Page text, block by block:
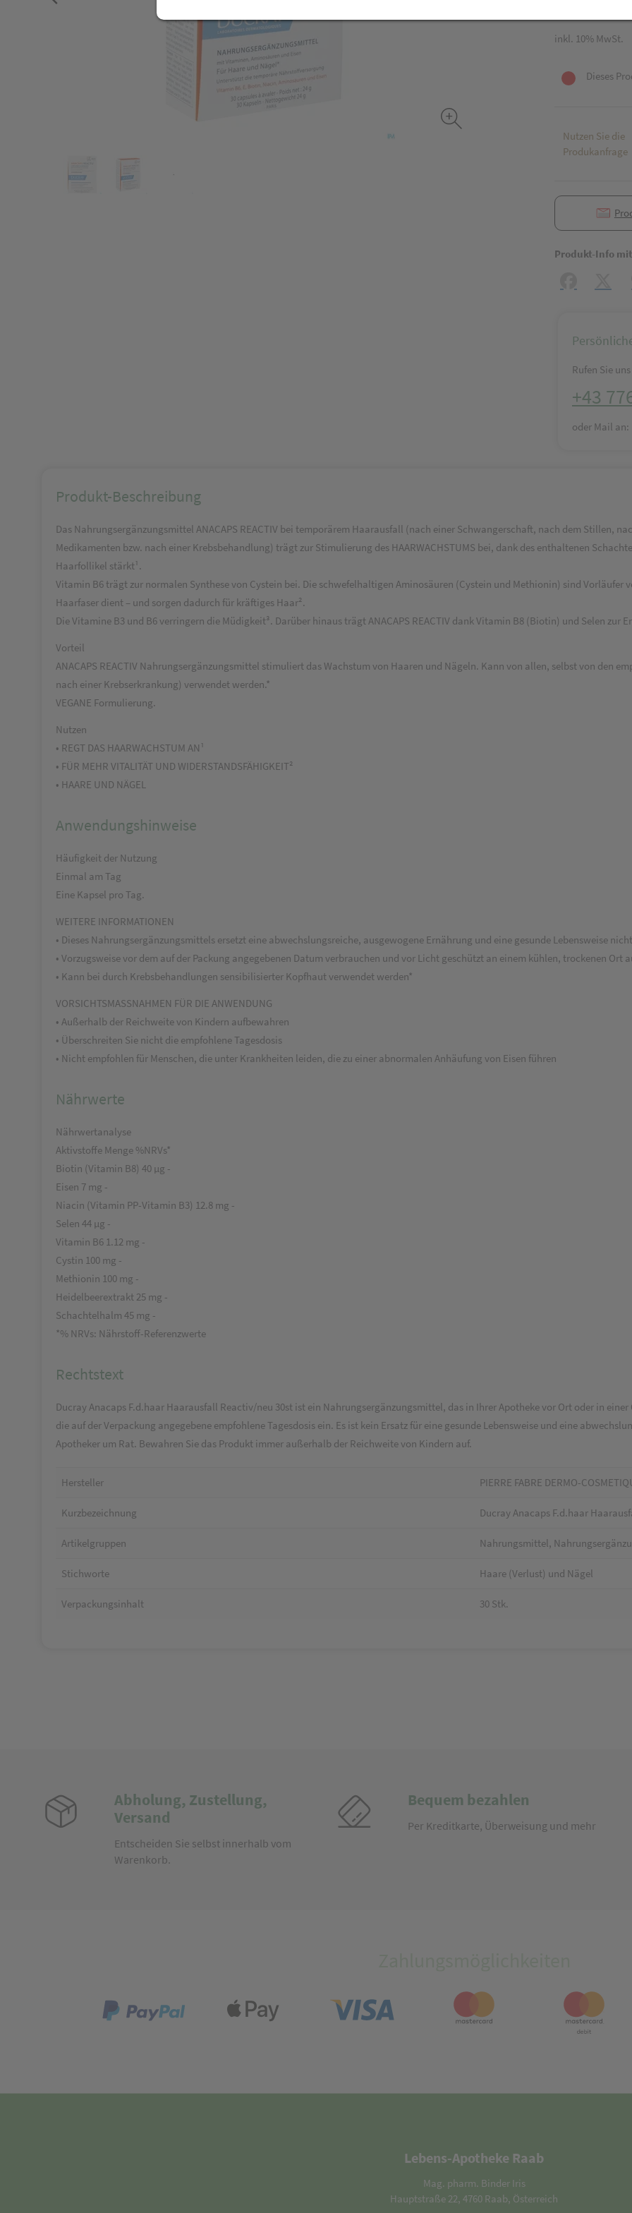
inkl. 10% MwSt.
Dieses
Nutzen Sie die
Produkanfrage
Produkt-Info
Rufen Sie
+43
oder Mail an:
Produkt-Beschreibung
Das Nahrungsergänzungsmittel ANACAPS REACTIV bei temporärem Haarausfall (nach einer Schwangerschaft, nach dem Stillen,
Medikamenten bzw. nach einer Krebsbehandlung) trägt zur Stimulierung des HAARWACHSTUMS bei, dank des enthaltenen
Haarfollikel stärkt¹.
Vitamin B6 trägt zur normalen Synthese von Cystein bei. Die schwefelhaltigen Aminosäuren (Cystein und Methionin) sind Vorläufer
Haarfaser dient – und sorgen dadurch für kräftiges Haar².
Die Vitamine B3 und B6 verringern die Müdigkeit³. Darüber hinaus trägt ANACAPS REACTIV dank Vitamin B8 (Biotin) und Selen zur
Vorteil
ANACAPS REACTIV Nahrungsergänzungsmittel stimuliert das Wachstum von Haaren und Nägeln. Kann von allen, selbst von den
nach einer Krebserkrankung) verwendet werden.*
VEGANE Formulierung.
Nutzen
• REGT DAS HAARWACHSTUM AN¹
• FÜR MEHR VITALITÄT UND WIDERSTANDSFÄHIGKEIT²
• HAARE UND NÄGEL
Anwendungshinweise
Häufigkeit der Nutzung
Einmal am Tag
Eine Kapsel pro Tag.
WEITERE INFORMATIONEN
• Dieses Nahrungsergänzungsmittels ersetzt eine abwechslungsreiche, ausgewogene Ernährung und eine gesunde Lebensweise nicht
• Vorzugsweise vor dem auf der Packung angegebenen Datum verbrauchen und vor Licht geschützt an einem kühlen, trockenen Ort
• Kann bei durch Krebsbehandlungen sensibilisierter Kopfhaut verwendet werden*
VORSICHTSMASSNAHMEN FÜR DIE ANWENDUNG
• Außerhalb der Reichweite von Kindern aufbewahren
• Überschreiten Sie nicht die empfohlene Tagesdosis
• Nicht empfohlen für Menschen, die unter Krankheiten leiden, die zu einer abnormalen Anhäufung von Eisen führen
Nährwerte
Nährwertanalyse
Aktivstoffe Menge %NRVs*
Biotin (Vitamin B8) 40 µg -
Eisen 7 mg -
Niacin (Vitamin PP-Vitamin B3) 12.8 mg -
Selen 44 µg -
Vitamin B6 1.12 mg -
Cystin 100 mg -
Methionin 100 mg -
Heidelbeerextrakt 25 mg -
Schachtelhalm 45 mg -
*% NRVs: Nährstoff-Referenzwerte
Rechtstext
Ducray Anacaps F.d.haar Haarausfall Reactiv/neu 30st ist ein Nahrungsergänzungsmittel, das in Ihrer Apotheke vor Ort oder in
die auf der Verpackung angegebene empfohlene Tagesdosis ein. Es ist kein Ersatz für eine gesunde Lebensweise und eine
Apotheker um Rat. Bewahren Sie das Produkt immer außerhalb der Reichweite von Kindern auf.
Hersteller PIERRE FABRE DERMO-
Kurzbezeichnung Ducray Anacaps F.d.haar
Artikelgruppen Nahrungsmittel,
Stichworte Haare (Verlust) und Nägel
Verpackungsinhalt 30 Stk.
Abholung, Zustellung,
Versand
Entscheiden Sie selbst innerhalb vom
Warenkorb.
Bequem bezahlen
Per Kreditkarte, Überweisung und mehr
Lebens-Apotheke Raab
Mag. pharm. Binder Iris
Hauptstraße 22, 4760 Raab, Österreich